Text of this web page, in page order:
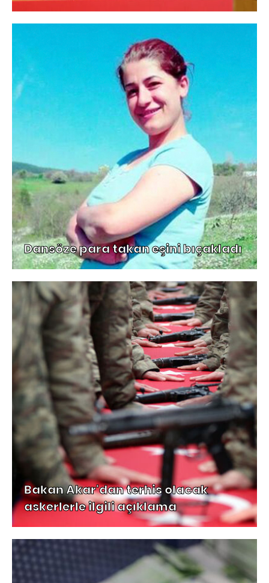
Dansöze para takan eşini bıçakladı
Bakan Akar'dan terhis olacak
askerlerle ilgili açıklama